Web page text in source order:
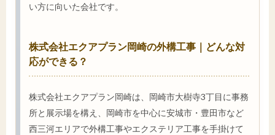
い方に向いた会社です。
株式会社エクアプラン岡崎の外構工事｜どんな対
応ができる？
株式会社エクアプラン岡崎は、岡崎市大樹寺3丁目に事務
所と展示場を構え、岡崎市を中心に安城市・豊田市など
西三河エリアで外構工事やエクステリア工事を手掛けて